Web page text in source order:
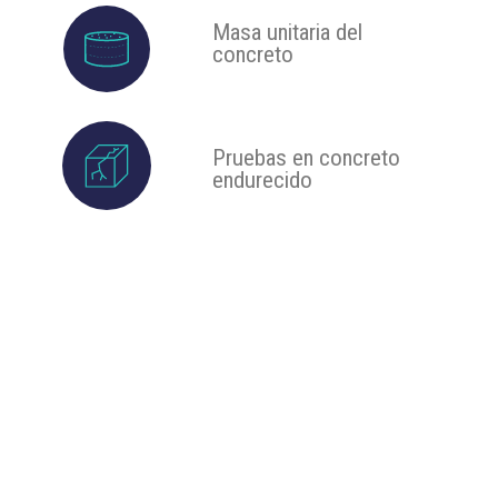
Masa unitaria del
concreto
Pruebas en concreto
endurecido